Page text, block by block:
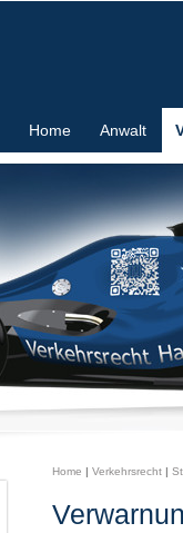
Home Anwalt
Home | Verkehrsrecht |